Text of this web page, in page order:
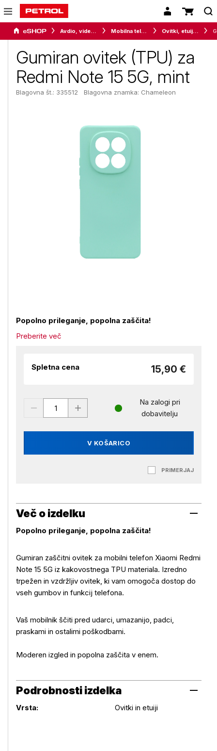
Avdio, video in telefonija Mobilna telefonija Ovitki, etuiji, torbice in držala
Gumiran ovitek (TPU) za
Redmi Note 15 5G, mint
Blagovna št.: 335512 Blagovna znamka: Chameleon
Popolno prileganje, popolna zaščita!
Preberite več
Spletna cena 15,90 €
V KOŠARICO
Na zalogi pri
dobavitelju
PRIMERJAJ
Več o izdelku
Več o izdelku
Popolno prileganje, popolna zaščita!
Gumiran zaščitni ovitek za mobilni telefon Xiaomi Redmi
Note 15 5G iz kakovostnega TPU materiala. Izredno
trpežen in vzdržljiv ovitek, ki vam omogoča dostop do
vseh gumbov in funkcij telefona.
Vaš mobilnik ščiti pred udarci, umazanijo, padci,
praskami in ostalimi poškodbami.
Moderen izgled in popolna zaščita v enem.
Podrobnosti izdelka
Podrobnosti izdelka
Vrsta: Ovitki in etuiji